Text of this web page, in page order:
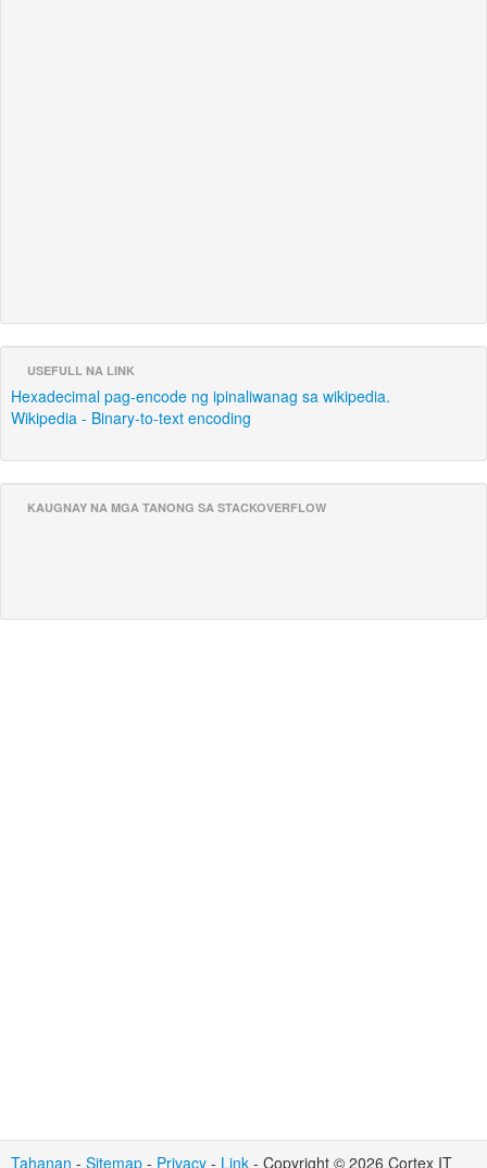
USEFULL NA LINK
Hexadecimal pag-encode ng ipinaliwanag sa wikipedia.
Wikipedia - Binary-to-text encoding
KAUGNAY NA MGA TANONG SA STACKOVERFLOW
Tahanan - Sitemap - Privacy - Link - Copyright © 2026 Cortex IT